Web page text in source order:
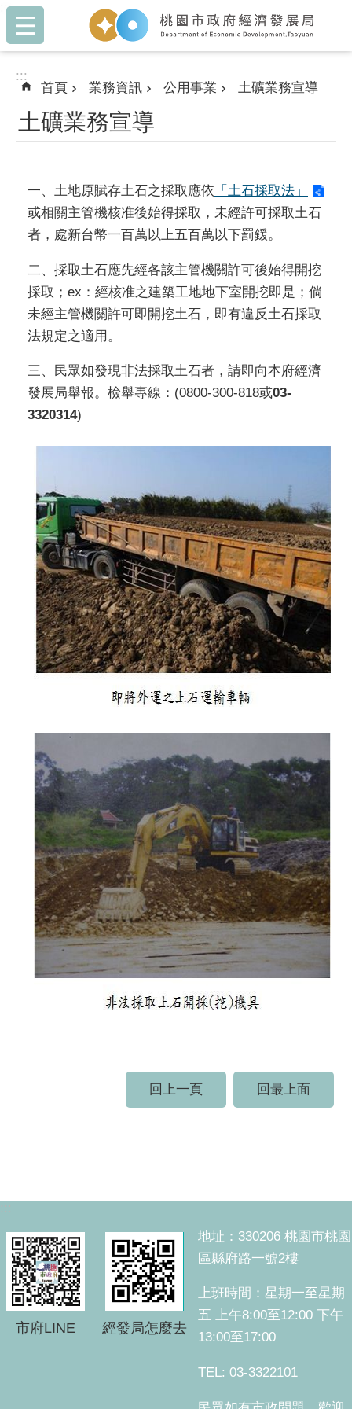
跳到主要內容區塊
:::
:::
首頁 業務資訊 公用事業 土礦業務宣導
土礦業務宣導
一、土地原賦存土石之採取應依 「土石採取法」
或相關主管機核准後始得採取，未經許可採取土石
者，處新台幣一百萬以上五百萬以下罰鍰。
二、採取土石應先經各該主管機關許可後始得開挖
採取；ex：經核准之建築工地地下室開挖即是；倘
未經主管機關許可即開挖土石，即有違反土石採取
法規定之適用。
三、民眾如發現非法採取土石者，請即向本府經濟
發展局舉報。檢舉專線：(0800-300-818或03-
3320314)
回上一頁 回最上面
:::
市府LINE 經發局怎麼去
地址：330206 桃園市桃園
區縣府路一號2樓
上班時間：星期一至星期
五 上午8:00至12:00 下午
13:00至17:00
TEL: 03-3322101